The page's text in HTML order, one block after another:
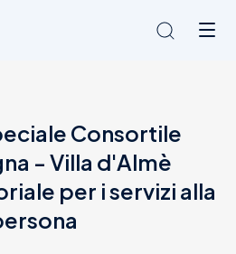
Consortile
- Villa d'Almè
per i servizi alla